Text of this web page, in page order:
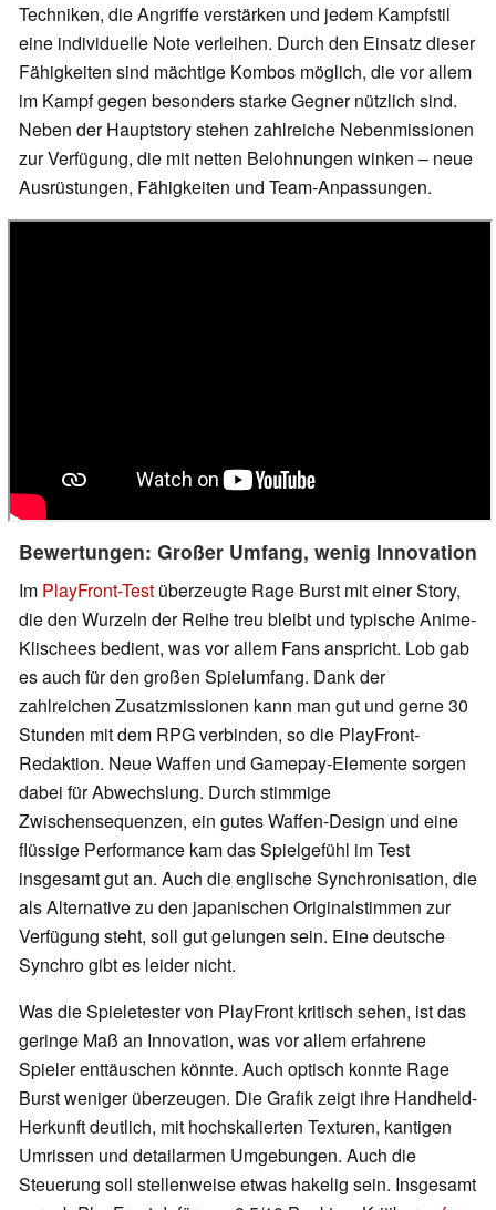
Techniken, die Angriffe verstärken und jedem Kampfstil
eine individuelle Note verleihen. Durch den Einsatz dieser
Fähigkeiten sind mächtige Kombos möglich, die vor allem
im Kampf gegen besonders starke Gegner nützlich sind.
Neben der Hauptstory stehen zahlreiche Nebenmissionen
zur Verfügung, die mit netten Belohnungen winken – neue
Ausrüstungen, Fähigkeiten und Team-Anpassungen.
Bewertungen: Großer Umfang, wenig Innovation
Im PlayFront-Test überzeugte Rage Burst mit einer Story,
die den Wurzeln der Reihe treu bleibt und typische Anime-
Klischees bedient, was vor allem Fans anspricht. Lob gab
es auch für den großen Spielumfang. Dank der
zahlreichen Zusatzmissionen kann man gut und gerne 30
Stunden mit dem RPG verbinden, so die PlayFront-
Redaktion. Neue Waffen und Gamepay-Elemente sorgen
dabei für Abwechslung. Durch stimmige
Zwischensequenzen, ein gutes Waffen-Design und eine
flüssige Performance kam das Spielgefühl im Test
insgesamt gut an. Auch die englische Synchronisation, die
als Alternative zu den japanischen Originalstimmen zur
Verfügung steht, soll gut gelungen sein. Eine deutsche
Synchro gibt es leider nicht.
Was die Spieletester von PlayFront kritisch sehen, ist das
geringe Maß an Innovation, was vor allem erfahrene
Spieler enttäuschen könnte. Auch optisch konnte Rage
Burst weniger überzeugen. Die Grafik zeigt ihre Handheld-
Herkunft deutlich, mit hochskalierten Texturen, kantigen
Umrissen und detailarmen Umgebungen. Auch die
Steuerung soll stellenweise etwas hakelig sein. Insgesamt